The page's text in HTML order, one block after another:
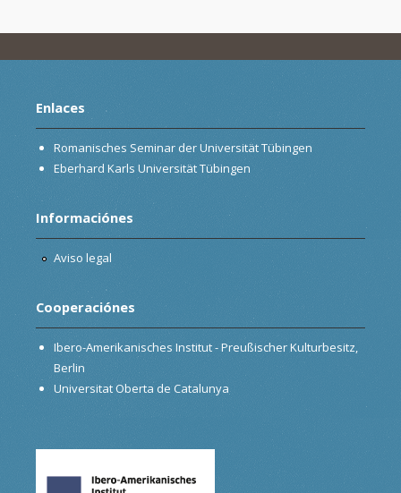
Enlaces
Romanisches Seminar der Universität Tübingen
Eberhard Karls Universität Tübingen
Informaciónes
Aviso legal
Cooperaciónes
Ibero-Amerikanisches Institut - Preußischer Kulturbesitz,
Berlin
Universitat Oberta de Catalunya